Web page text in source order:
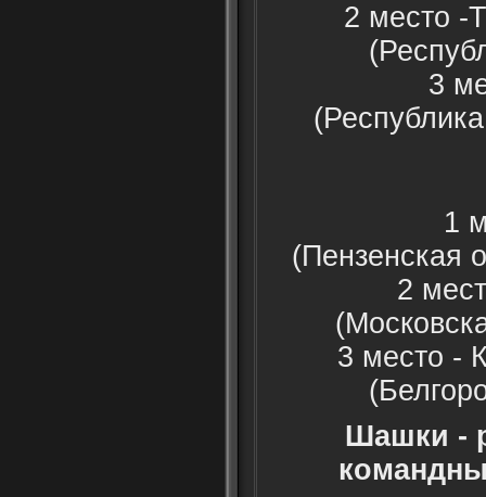
2 место -
3 место
1 место -
2 место -
3 место -
Шашки -